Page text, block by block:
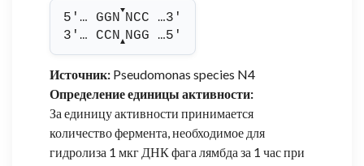
5'… GGN
▼
NCC …3'
3'… CCN▲NGG …5'
Источник: Pseudomonas species N4
Определение единицы активности:
За единицу активности принимается
количество фермента, необходимое для
гидролиза 1 мкг ДНК фага лямбда за 1 час при